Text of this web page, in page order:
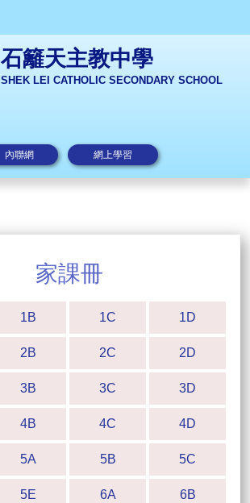
石籬天主教中學
SHEK LEI CATHOLIC SECONDARY SCHOOL
內聯網 網上學習
家課冊
1B 1C 1D
2B 2C 2D
3B 3C 3D
4B 4C 4D
5A 5B 5C
5E 6A 6B